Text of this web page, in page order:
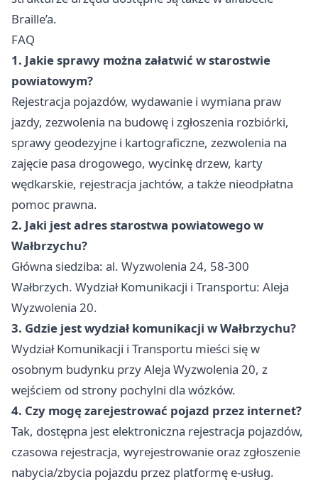
Braille’a.
FAQ
1. Jakie sprawy można załatwić w starostwie
powiatowym?
Rejestracja pojazdów, wydawanie i wymiana praw
jazdy, zezwolenia na budowę i zgłoszenia rozbiórki,
sprawy geodezyjne i kartograficzne, zezwolenia na
zajęcie pasa drogowego, wycinkę drzew, karty
wędkarskie, rejestracja jachtów, a także nieodpłatna
pomoc prawna.
2. Jaki jest adres starostwa powiatowego w
Wałbrzychu?
Główna siedziba: al. Wyzwolenia 24, 58-300
Wałbrzych. Wydział Komunikacji i Transportu: Aleja
Wyzwolenia 20.
3. Gdzie jest wydział komunikacji w Wałbrzychu?
Wydział Komunikacji i Transportu mieści się w
osobnym budynku przy Aleja Wyzwolenia 20, z
wejściem od strony pochylni dla wózków.
4. Czy mogę zarejestrować pojazd przez internet?
Tak, dostępna jest elektroniczna rejestracja pojazdów,
czasowa rejestracja, wyrejestrowanie oraz zgłoszenie
nabycia/zbycia pojazdu przez platformę e-usług.